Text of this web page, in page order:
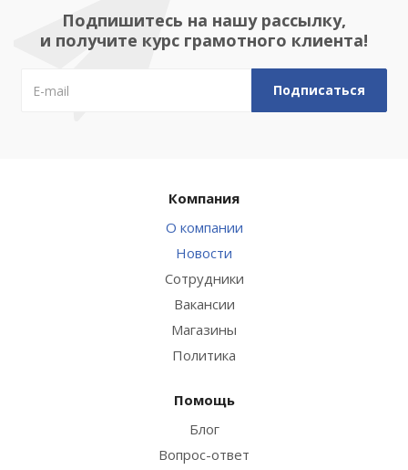
Подпишитесь на нашу рассылку,
и получите курс грамотного клиента!
Компания
О компании
Новости
Сотрудники
Вакансии
Магазины
Политика
Помощь
Блог
Вопрос-ответ